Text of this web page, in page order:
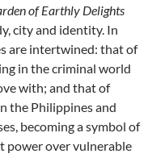
of Earthly Delights
city and identity. In
are intertwined: that of
in the criminal world
with; and that of
the Philippines and
becoming a symbol of
power over vulnerable